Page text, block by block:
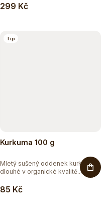
299 Kč
Tip
Kurkuma 100 g
85 Kč
Mletý sušený oddenek kurkumy
dlouhé v organické kvalitě...